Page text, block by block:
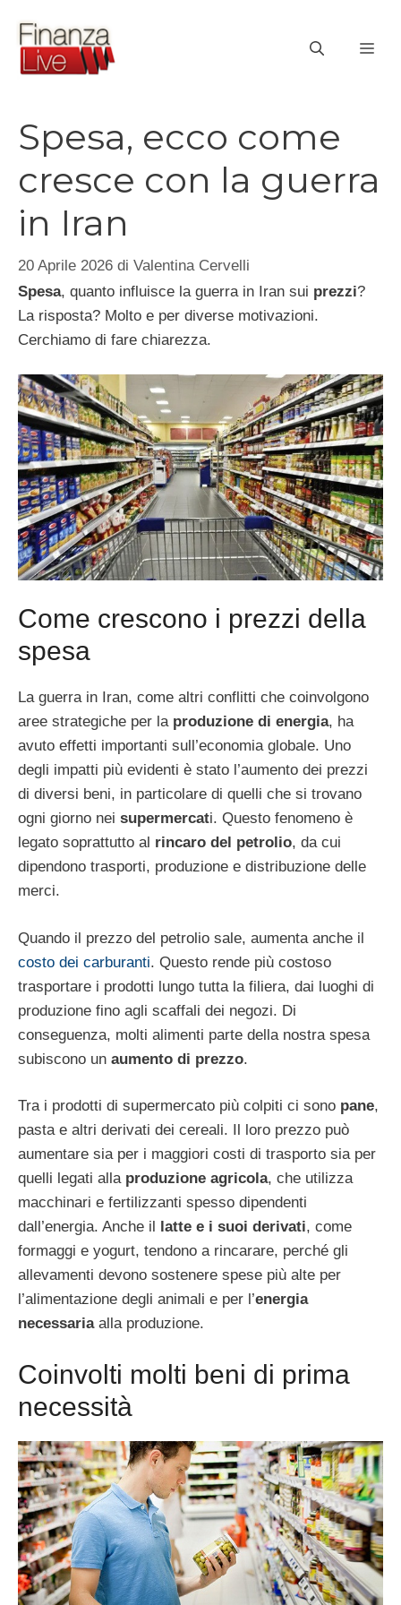
contenuto
Spesa, ecco come
cresce con la guerra
in Iran
20 Aprile 2026 di Valentina Cervelli
Spesa, quanto influisce la guerra in Iran sui prezzi?
La risposta? Molto e per diverse motivazioni.
Cerchiamo di fare chiarezza.
Come crescono i prezzi della
spesa
La guerra in Iran, come altri conflitti che coinvolgono
aree strategiche per la produzione di energia, ha
avuto effetti importanti sull’economia globale. Uno
degli impatti più evidenti è stato l’aumento dei prezzi
di diversi beni, in particolare di quelli che si trovano
ogni giorno nei supermercati. Questo fenomeno è
legato soprattutto al rincaro del petrolio, da cui
dipendono trasporti, produzione e distribuzione delle
merci.
Quando il prezzo del petrolio sale, aumenta anche il
costo dei carburanti. Questo rende più costoso
trasportare i prodotti lungo tutta la filiera, dai luoghi di
produzione fino agli scaffali dei negozi. Di
conseguenza, molti alimenti parte della nostra spesa
subiscono un aumento di prezzo.
Tra i prodotti di supermercato più colpiti ci sono pane,
pasta e altri derivati dei cereali. Il loro prezzo può
aumentare sia per i maggiori costi di trasporto sia per
quelli legati alla produzione agricola, che utilizza
macchinari e fertilizzanti spesso dipendenti
dall’energia. Anche il latte e i suoi derivati, come
formaggi e yogurt, tendono a rincarare, perché gli
allevamenti devono sostenere spese più alte per
l’alimentazione degli animali e per l’energia
necessariaalla produzione.
Coinvolti molti beni di prima
necessità